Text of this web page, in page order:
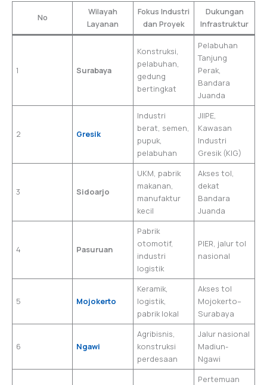
No
Wilayah
Layanan
Fokus Industri
dan Proyek
Dukungan
Infrastruktur
1 Surabaya
Konstruksi,
pelabuhan,
gedung
bertingkat
Pelabuhan
Tanjung
Perak,
Bandara
Juanda
2 Gresik
Industri
berat, semen,
pupuk,
pelabuhan
JIIPE,
Kawasan
Industri
Gresik (KIG)
3 Sidoarjo
UKM, pabrik
makanan,
manufaktur
kecil
Akses tol,
dekat
Bandara
Juanda
4 Pasuruan
Pabrik
otomotif,
industri
logistik
PIER, jalur tol
nasional
5 Mojokerto
Keramik,
logistik,
pabrik lokal
Akses tol
Mojokerto–
Surabaya
6 Ngawi
Agribisnis,
konstruksi
perdesaan
Jalur nasional
Madiun-
Ngawi
Pertemuan